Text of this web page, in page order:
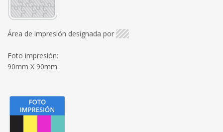
Área de impresión designada por
Foto impresión:
90mm X 90mm